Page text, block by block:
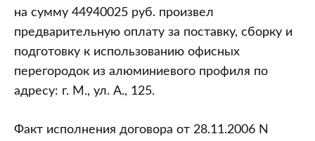
на сумму 44940025 руб. произвел
предварительную оплату за поставку, сборку и
подготовку к использованию офисных
перегородок из алюминиевого профиля по
адресу: г. М., ул. А., 125.
Факт исполнения договора от 28.11.2006 N